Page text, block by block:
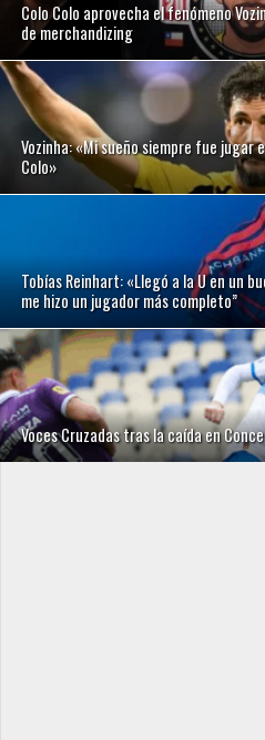
Colo Colo aprovecha el fenómeno
de merchandizing
Vozinha: «Mi sueño siempre fue jugar
Colo»
Tobías Reinhart: «Llegó a la U en un
me hizo un jugador más completo”
Voces Cruzadas tras la caída en